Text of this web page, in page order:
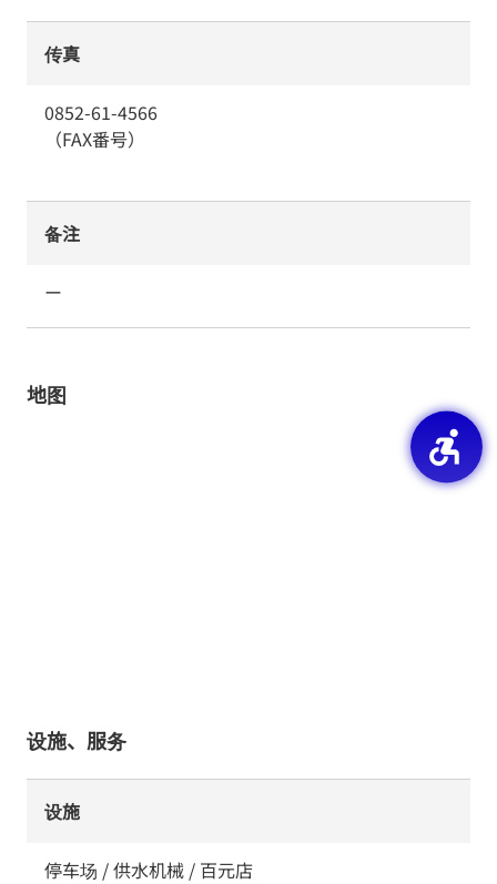
传真
0852-61-4566
（FAX番号）
备注
ー
地图
设施、服务
设施
停车场 / 供水机械 / 百元店